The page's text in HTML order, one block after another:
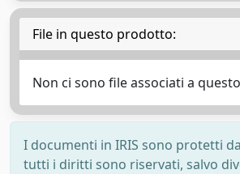
File in questo prodotto:
Non ci sono file associati a
I documenti in IRIS sono protetti
tutti i diritti sono riservati, salvo